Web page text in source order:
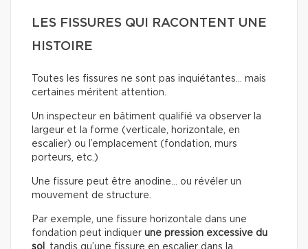
LES FISSURES QUI RACONTENT UNE
HISTOIRE
Toutes les fissures ne sont pas inquiétantes… mais
certaines méritent attention.
Un inspecteur en bâtiment qualifié va observer la
largeur et la forme (verticale, horizontale, en
escalier) ou l’emplacement (fondation, murs
porteurs, etc.)
Une fissure peut être anodine… ou révéler un
mouvement de structure.
Par exemple, une fissure horizontale dans une
fondation peut indiquer une pression excessive du